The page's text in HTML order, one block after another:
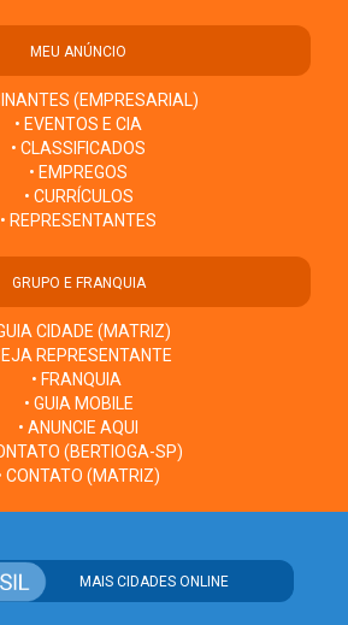
MEU ANÚNCIO
(EMPRESARIAL)
• EVENTOS E CIA
• CLASSIFICADOS
• EMPREGOS
• CURRÍCULOS
• REPRESENTANTES
GRUPO E FRANQUIA
CIDADE (MATRIZ)
REPRESENTANTE
• FRANQUIA
• GUIA MOBILE
• ANUNCIE AQUI
(BERTIOGA-SP)
CONTATO (MATRIZ)
MAIS CIDADES ONLINE